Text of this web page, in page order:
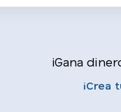
¡Gana
¡Crea